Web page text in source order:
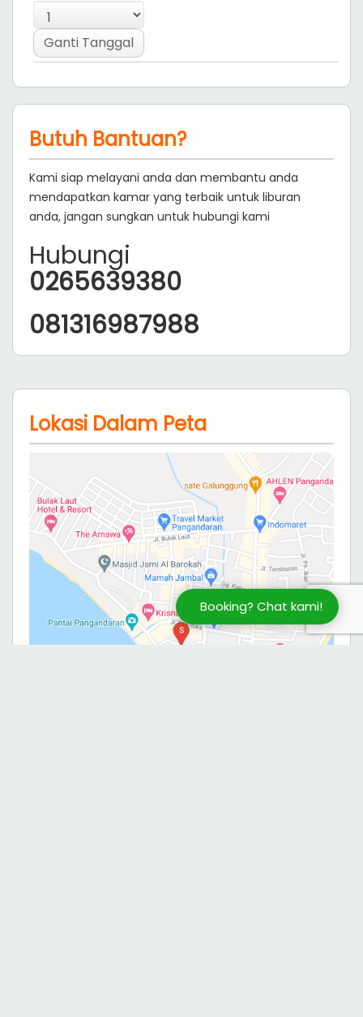
Ganti Tanggal
Butuh Bantuan?
Kami siap melayani anda dan membantu anda
mendapatkan kamar yang terbaik untuk liburan
anda, jangan sungkan untuk hubungi kami
Hubungi
0265639380
081316987988
Lokasi Dalam Peta
Booking? Chat kami!